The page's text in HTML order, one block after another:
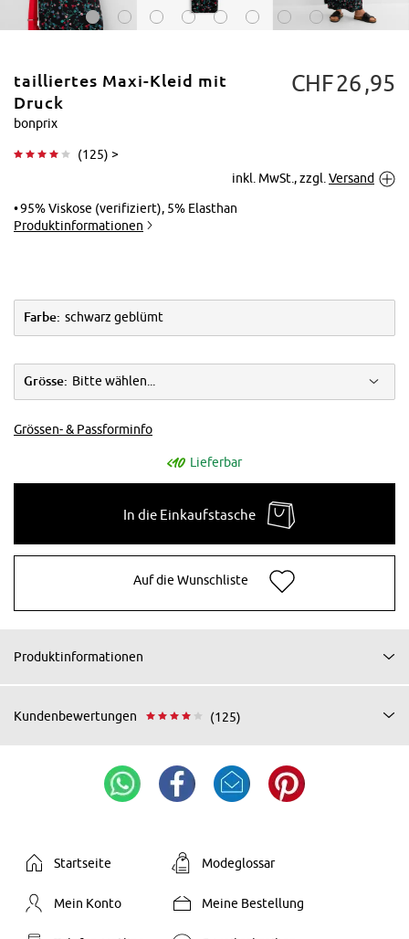
Vergrößern
tailliertes Maxi-Kleid mit
Druck
bonprix
(125) >
CHF26 95
inkl. MwSt., zzgl. Versand
95% Viskose (verifiziert), 5% Elasthan
Produktinformationen
Farbe: schwarz geblümt
Grösse: Bitte wählen...
Grössen- & Passforminfo
Lieferbar
In die Einkaufstasche
Auf die Wunschliste
Produktinformationen
Kundenbewertungen (125)
Startseite Modeglossar
Mein Konto Meine Bestellung